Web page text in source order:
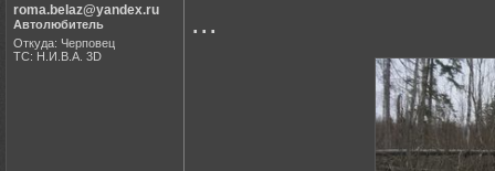
roma.belaz@yandex.ru
Автолюбитель
Откуда: Черповец
ТС: Н.И.В.А. 3D
...